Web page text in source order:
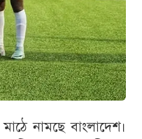
নামছে বাংলাদেশ।